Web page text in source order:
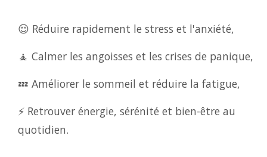
😌 Réduire rapidement le stress et l'anxiété,
🧘 Calmer les angoisses et les crises de panique,
💤 Améliorer le sommeil et réduire la fatigue,
⚡ Retrouver énergie, sérénité et bien-être au
quotidien.